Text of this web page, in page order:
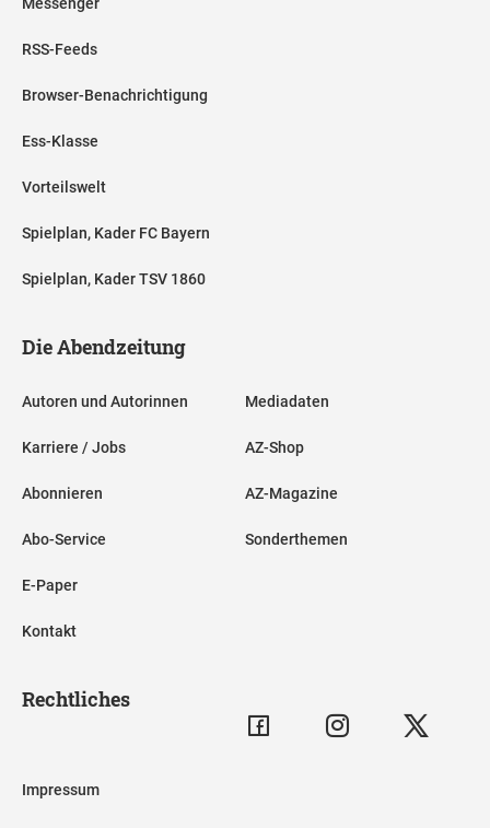
RSS-Feeds
Browser-Benachrichtigung
Ess-Klasse
Vorteilswelt
Spielplan, Kader FC Bayern
Spielplan, Kader TSV 1860
Die Abendzeitung
Autoren und Autorinnen
Karriere / Jobs
Abonnieren
Abo-Service
E-Paper
Kontakt
Mediadaten
AZ-Shop
AZ-Magazine
Sonderthemen
Rechtliches
Impressum